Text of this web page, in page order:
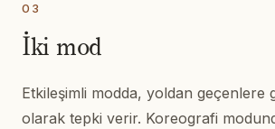
03
İki mod
Etkileşimli modda, yoldan geçenlere
olarak tepki verir. Koreografi